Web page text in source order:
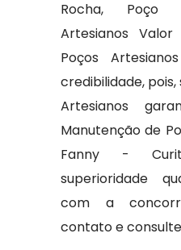
Rocha, Poço
Artesianos
Poços
credibilidade, pois,
Artesianos
Manutenção de
Fanny -
superioridade
com a
contato e